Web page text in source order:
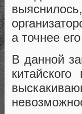
а точнее
В данной